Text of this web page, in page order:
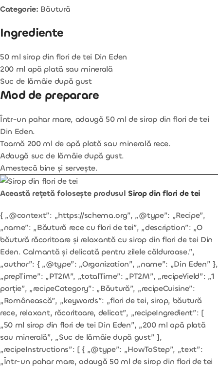
Categorie: Băutură
Ingrediente
50 ml sirop din flori de tei Din Eden
200 ml apă plată sau minerală
Suc de lămâie după gust
Mod de preparare
Într-un pahar mare, adaugă 50 ml de sirop din flori de tei
Din Eden.
Toarnă 200 ml de apă plată sau minerală rece.
Adaugă suc de lămâie după gust.
Amestecă bine și servește.
Această rețetă folosește produsul Sirop din flori de tei
{ „@context”: „https://schema.org”, „@type”: „Recipe”,
„name”: „Băutură rece cu flori de tei”, „description”: „O
băutură răcoritoare și relaxantă cu sirop din flori de tei Din
Eden. Calmantă și delicată pentru zilele călduroase.”,
„author”: { „@type”: „Organization”, „name”: „Din Eden” },
„prepTime”: „PT2M”, „totalTime”: „PT2M”, „recipeYield”: „1
porție”, „recipeCategory”: „Băutură”, „recipeCuisine”:
„Românească”, „keywords”: „flori de tei, sirop, băutură
rece, relaxant, răcoritoare, delicat”, „recipeIngredient”: [
„50 ml sirop din flori de tei Din Eden”, „200 ml apă plată
sau minerală”, „Suc de lămâie după gust” ],
„recipeInstructions”: [ { „@type”: „HowToStep”, „text”:
„Într-un pahar mare, adaugă 50 ml de sirop din flori de tei